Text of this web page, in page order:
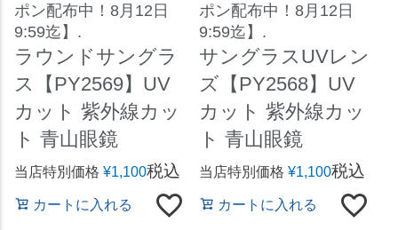
ポン配布中！8月12日
9:59迄】.
ラウンドサングラ
ス【PY2569】UV
カット 紫外線カッ
ト 青山眼鏡
当店特別価格 ¥1,100税込
カートに入れる
ポン配布中！8月12日
9:59迄】.
サングラスUVレン
ズ【PY2568】UV
カット 紫外線カッ
ト 青山眼鏡
当店特別価格 ¥1,100税込
カートに入れる